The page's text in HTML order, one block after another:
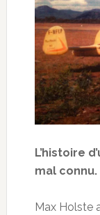
L’histoire
mal connu.
Max Holste